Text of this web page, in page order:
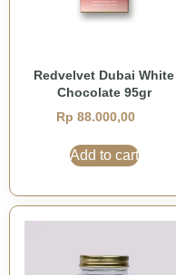
Redvelvet Dubai White
Chocolate 95gr
Rp 88.000,00
Add to cart